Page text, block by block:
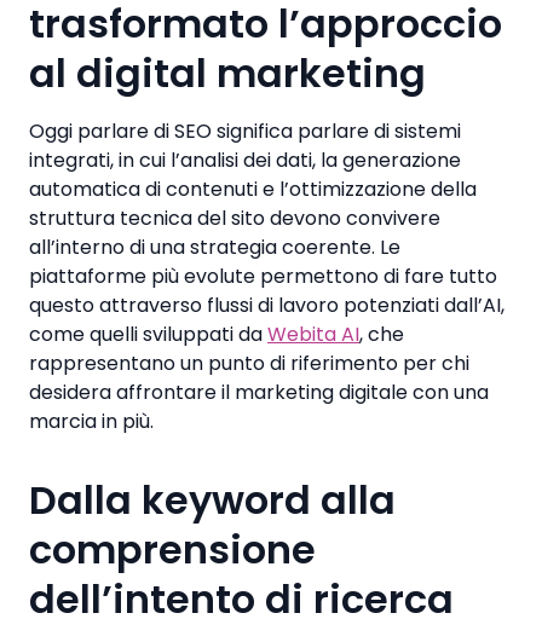
trasformato l’approccio
al digital marketing
Oggi parlare di SEO significa parlare di sistemi
integrati, in cui l’analisi dei dati, la generazione
automatica di contenuti e l’ottimizzazione della
struttura tecnica del sito devono convivere
all’interno di una strategia coerente. Le
piattaforme più evolute permettono di fare tutto
questo attraverso flussi di lavoro potenziati dall’AI,
come quelli sviluppati daWebita AI, che
rappresentano un punto di riferimento per chi
desidera affrontare il marketing digitale con una
marcia in più.
Dalla keyword alla
comprensione
dell’intento di ricerca